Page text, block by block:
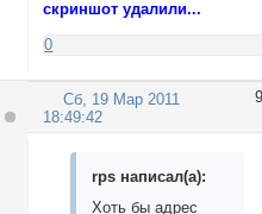
скриншот удалили...
0
9
Сб, 19 Мар 2011
18:49:42
rps написал(а):
Хоть бы адрес